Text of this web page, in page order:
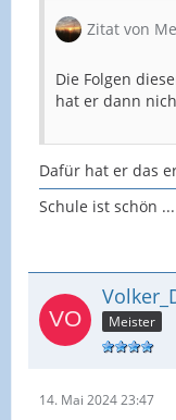
Zitat von
Die Folgen
hat er dann
Dafür hat er das
Schule ist schön
Meister
14. Mai 2024 23:47